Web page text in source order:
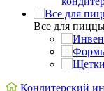
Все для
Кондитерский